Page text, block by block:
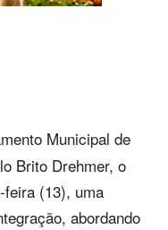
Municipal de
Brito Drehmer, o
feira (13), uma
abordando